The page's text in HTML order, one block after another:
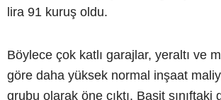
lira 91 kuruş oldu.
Böylece çok katlı garajlar, yeraltı ve
göre daha yüksek normal inşaat
grubu olarak öne çıktı. Basit sınıftaki